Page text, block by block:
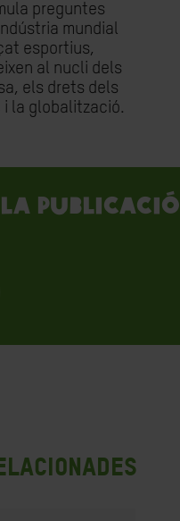
preguntes
mundial
esportius,
al nucli dels
els drets dels
la globalització.
publicació